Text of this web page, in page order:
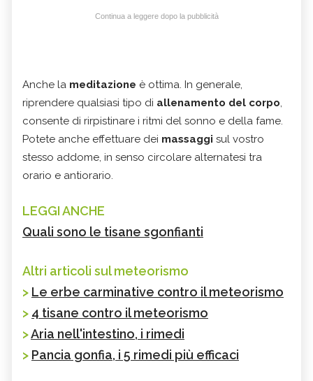
Continua a leggere dopo la pubblicità
Anche la meditazione è ottima. In generale,
riprendere qualsiasi tipo di allenamento del corpo
consente di rirpistinare i ritmi del sonno e della fame.
Potete anche effettuare dei massaggi sul vostro
stesso addome, in senso circolare alternatesi tra
orario e antiorario.
LEGGI ANCHE
Quali sono le tisane sgonfianti
Altri articoli sul meteorismo
> Le erbe carminative contro il meteorismo
> 4 tisane contro il meteorismo
>Aria nell'intestino, i rimedi
> Pancia gonfia, i 5 rimedi più efficaci